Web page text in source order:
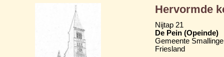
Hervormde
Nijtap 21
De Pein (Opeinde)
Gemeente
Friesland